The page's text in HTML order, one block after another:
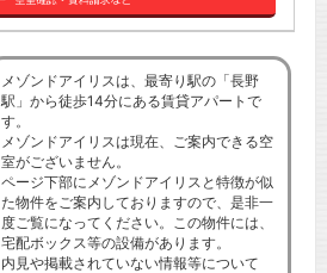
メゾンドアイリスは、最寄り駅の「長野
駅」から徒歩14分にある賃貸アパートで
す。
メゾンドアイリスは現在、ご案内できる空
室がございません。
ページ下部にメゾンドアイリスと特徴が似
た物件をご案内しておりますので、是非一
度ご覧になってください。この物件には、
宅配ボックス等の設備があります。
内見や掲載されていない情報等について